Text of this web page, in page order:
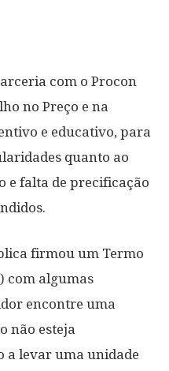
com o Procon
no Preço e na
e educativo, para
quanto ao
e falta de precificação
firmou um Termo
com algumas
encontre uma
não esteja
a levar uma unidade